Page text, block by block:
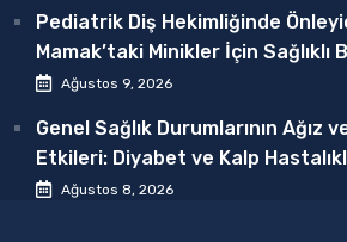
Pediatrik Diş Hekimliğinde
Mamak’taki Minikler İçin Sağlıklı
2026Ağustos 9, 2026
Genel Sağlık Durumlarının Ağız
Etkileri: Diyabet ve Kalp
Ağustos 8, 2026